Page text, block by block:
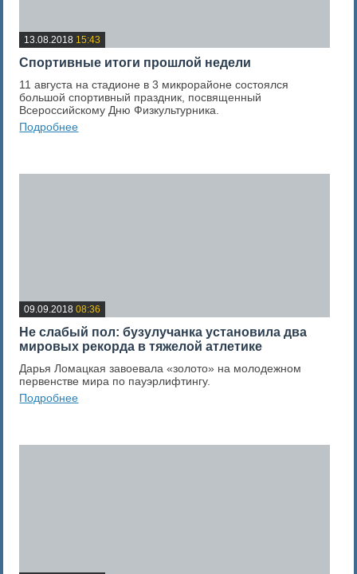
13.08.2018 15:43
Спортивные итоги прошлой недели
11 августа на стадионе в 3 микрорайоне состоялся
большой спортивный праздник, посвященный
Всероссийскому Дню Физкультурника.
Подробнее
09.09.2018 08:36
Не слабый пол: бузулучанка установила два
мировых рекорда в тяжелой атлетике
Дарья Ломацкая завоевала «золото» на молодежном
первенстве мира по пауэрлифтингу.
Подробнее